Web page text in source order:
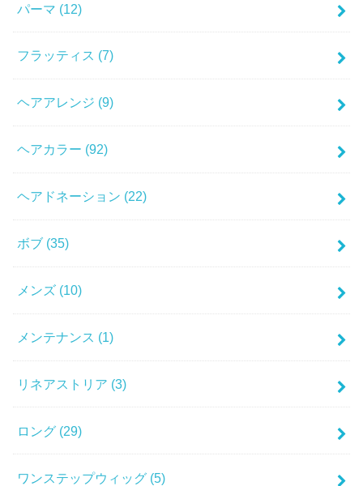
パーマ (12)
フラッティス (7)
ヘアアレンジ (9)
ヘアカラー (92)
ヘアドネーション (22)
ボブ (35)
メンズ (10)
メンテナンス (1)
リネアストリア (3)
ロング (29)
ワンステップウィッグ (5)